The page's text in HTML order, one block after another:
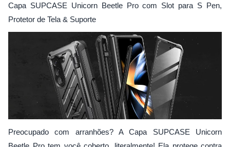
Capa SUPCASE Unicorn Beetle Pro com Slot para S Pen,
Protetor de Tela & Suporte
Preocupado com arranhões? A Capa SUPCASE Unicorn